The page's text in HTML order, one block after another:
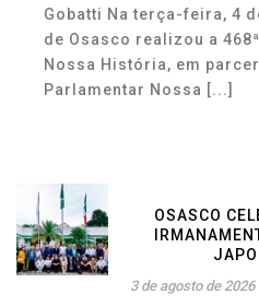
Gobatti Na terça-feira, 4
de Osasco realizou a
Nossa História, em
Parlamentar Nossa [...]
OSASCO
3 de agosto de 2026